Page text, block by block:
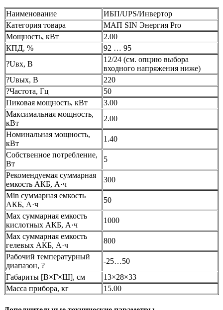
Наименование
ИБП/UPS/Инвертор
Категория товара
МАП SIN Энергия Pro
Мощность, кВт
2.00
КПД, %
92 … 95
?Uвх, В
12/24 (см. опцию выбора
входного напряжения ниже)
?Uвых, В
220
?Частота, Гц
50
Пиковая мощность, кВт
3.00
Максимальная мощность,
кВт
2.00
Номинальная мощность,
кВт
1.40
Собственное потребление,
Вт
5
Рекомендуемая суммарная
емкость АКБ, А·ч
300
Min суммарная емкость
АКБ, А·ч
50
Max суммарная емкость
кислотных АКБ, А·ч
1000
Max суммарная емкость
гелевых АКБ, А·ч
800
Рабочий температурный
диапазон, ?
-25…50
Габариты [В×Г×Ш], см
13×28×33
Масса прибора, кг
15.00